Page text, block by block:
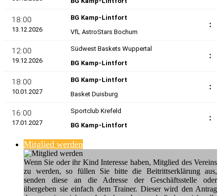
Mitglied werden
Wenn Sie oder ihr Kind Interesse haben, Mitglied des Vereins
zu werden, so füllen Sie bitte die Beitrittserklärung aus,
senden diese an die Adresse der Geschäftsstelle oder
übergeben sie einfach dem Trainer. Dieser wird den Antrag